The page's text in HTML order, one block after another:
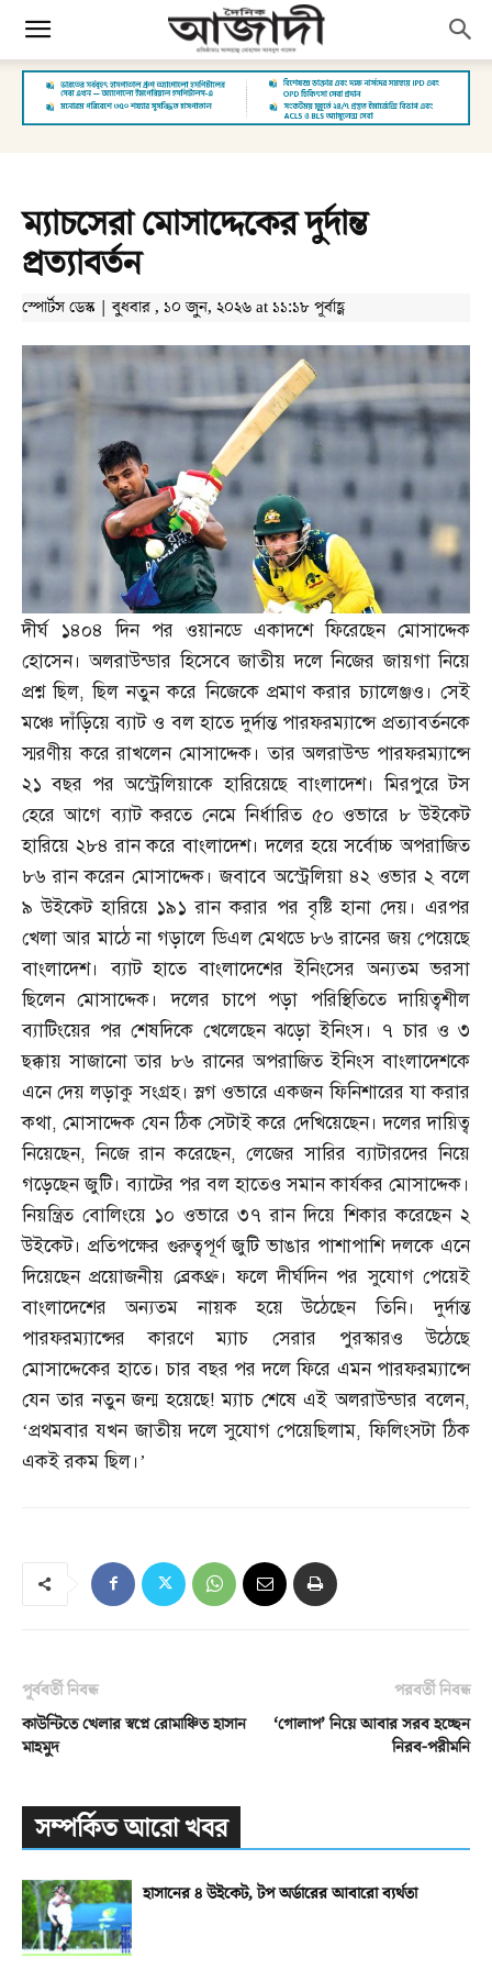
ম্যাচসেরা মোসাদ্দেকের দুর্দান্ত
প্রত্যাবর্তন
স্পোর্টস ডেস্ক | বুধবার , ১০ জুন, ২০২৬ at ১১:১৮ পূর্বাহ্ণ
দীর্ঘ ১৪০৪ দিন পর ওয়ানডে একাদশে ফিরেছেন মোসাদ্দেক
হোসেন। অলরাউন্ডার হিসেবে জাতীয় দলে নিজের জায়গা নিয়ে
প্রশ্ন ছিল,ছিল নতুন করে নিজেকে প্রমাণ করার চ্যালেঞ্জও। সেই
মঞ্চে দাঁড়িয়ে ব্যাট ও বল হাতে দুর্দান্ত পারফরম্যান্সে প্রত্যাবর্তনকে
স্মরণীয় করে রাখলেন মোসাদ্দেক। তার অলরাউন্ড পারফরম্যান্সে
২১ বছর পর অস্ট্রেলিয়াকে হারিয়েছে বাংলাদেশ। মিরপুরে টস
হেরে আগে ব্যাট করতে নেমে নির্ধারিত ৫০ ওভারে ৮ উইকেট
হারিয়ে ২৮৪ রান করে বাংলাদেশ। দলের হয়ে সর্বোচ্চ অপরাজিত
৮৬ রান করেন মোসাদ্দেক। জবাবে অস্ট্রেলিয়া ৪২ ওভার ২ বলে
৯ উইকেট হারিয়ে ১৯১ রান করার পর বৃষ্টি হানা দেয়। এরপর
খেলা আর মাঠে না গড়ালে ডিএল মেথডে ৮৬ রানের জয় পেয়েছে
বাংলাদেশ। ব্যাট হাতে বাংলাদেশের ইনিংসের অন্যতম ভরসা
ছিলেন মোসাদ্দেক। দলের চাপে পড়া পরিস্থিতিতে দায়িত্বশীল
ব্যাটিংয়ের পর শেষদিকে খেলেছেন ঝড়ো ইনিংস। ৭ চার ও ৩
ছক্কায় সাজানো তার ৮৬ রানের অপরাজিত ইনিংস বাংলাদেশকে
এনে দেয় লড়াকু সংগ্রহ। স্লগ ওভারে একজন ফিনিশারের যা করার
কথা,মোসাদ্দেক যেন ঠিক সেটাই করে দেখিয়েছেন। দলের দায়িত্ব
নিয়েছেন,নিজে রান করেছেন, লেজের সারির ব্যাটারদের নিয়ে
গড়েছেন জুটি। ব্যাটের পর বল হাতেও সমান কার্যকর মোসাদ্দেক।
নিয়ন্ত্রিত বোলিংয়ে ১০ ওভারে ৩৭ রান দিয়ে শিকার করেছেন ২
উইকেট। প্রতিপক্ষের গুরুত্বপূর্ণ জুটি ভাঙার পাশাপাশি দলকে এনে
দিয়েছেন প্রয়োজনীয় ব্রেকথ্রু। ফলে দীর্ঘদিন পর সুযোগ পেয়েই
বাংলাদেশের অন্যতম নায়ক হয়ে উঠেছেন তিনি। দুর্দান্ত
পারফরম্যান্সের কারণে ম্যাচ সেরার পুরস্কারও উঠেছে
মোসাদ্দেকের হাতে। চার বছর পর দলে ফিরে এমন পারফরম্যান্সে
যেন তার নতুন জন্ম হয়েছে!ম্যাচ শেষে এই অলরাউন্ডার বলেন,
‘প্রথমবার যখন জাতীয় দলে সুযোগ পেয়েছিলাম,ফিলিংসটা ঠিক
একই রকম ছিল।’
পূর্ববর্তী নিবন্ধ
কাউন্টিতে খেলার স্বপ্নে রোমাঞ্চিত হাসান
মাহমুদ
পরবর্তী নিবন্ধ
‘গোলাপ’ নিয়ে আবার সরব হচ্ছেন
নিরব-পরীমনি
সম্পর্কিত আরো খবর
হাসানের ৪ উইকেট, টপ অর্ডারের আবারো ব্যর্থতা